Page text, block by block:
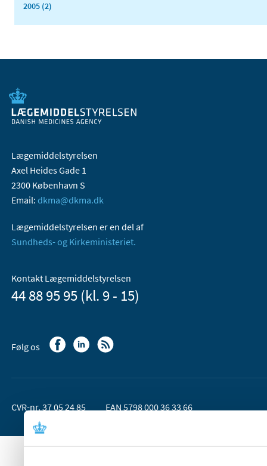
2005 (2)
Lægemiddelstyrelsen
Axel Heides Gade 1
2300 København S
Email: dkma@dkma.dk
Lægemiddelstyrelsen er en del af
Sundheds- og Kirkeministeriet.
Kontakt Lægemiddelstyrelsen
44 88 95 95 (kl. 9 - 15)
Følg os
CVR-nr. 37 05 24 85 EAN 5798 000 36 33 66